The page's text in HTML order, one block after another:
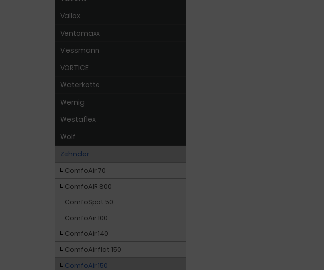
Vallox
Ventomaxx
Viessmann
VORTICE
Waterkotte
Wernig
Westaflex
Wolf
Zehnder
ComfoAir 70
ComfoAIR 800
ComfoSpot 50
ComfoAir 100
ComfoAir 140
ComfoAir flat 150
ComfoAir 150